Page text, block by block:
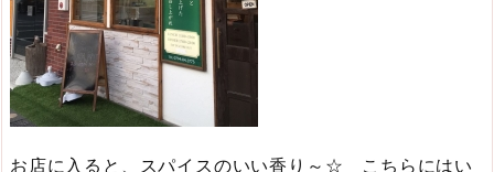
お店に入ると、スパイスのいい香り～☆ こちらにはい